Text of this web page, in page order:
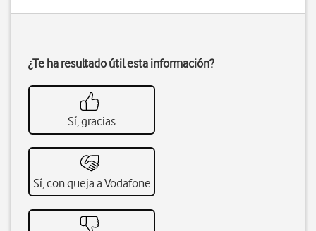
¿Te ha resultado útil esta información?
Sí, gracias
Sí, con queja a Vodafone